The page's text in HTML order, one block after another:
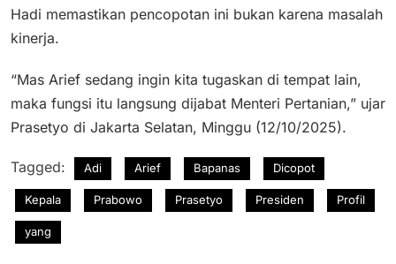
Hadi memastikan pencopotan ini bukan karena masalah
kinerja.
“Mas Arief sedang ingin kita tugaskan di tempat lain,
maka fungsi itu langsung dijabat Menteri Pertanian,” ujar
Prasetyo di Jakarta Selatan, Minggu (12/10/2025).
Tagged: Adi Arief Bapanas Dicopot
Kepala Prabowo Prasetyo Presiden Profil
yang